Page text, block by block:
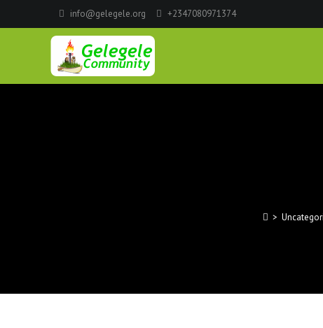
info@gelegele.org +2347080971374
>